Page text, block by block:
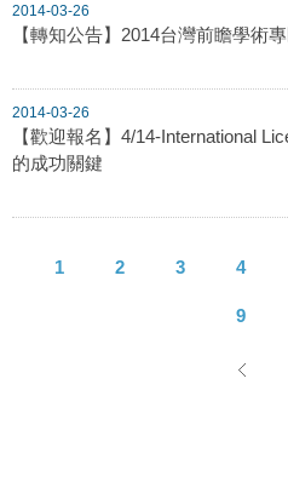
2014-03-26
【轉知公告】2014台灣前瞻學術
2014-03-26
【歡迎報名】4/14-International
的成功關鍵
1 2 3 4
9